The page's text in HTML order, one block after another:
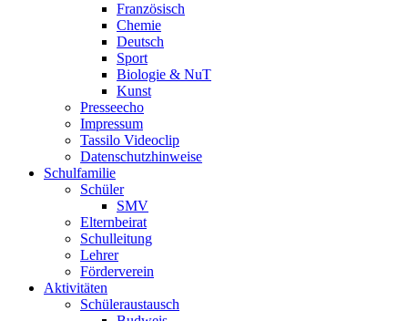
Französisch
Chemie
Deutsch
Sport
Biologie & NuT
Kunst
Presseecho
Impressum
Tassilo Videoclip
Datenschutzhinweise
Schulfamilie
Schüler
SMV
Elternbeirat
Schulleitung
Lehrer
Förderverein
Aktivitäten
Schüleraustausch